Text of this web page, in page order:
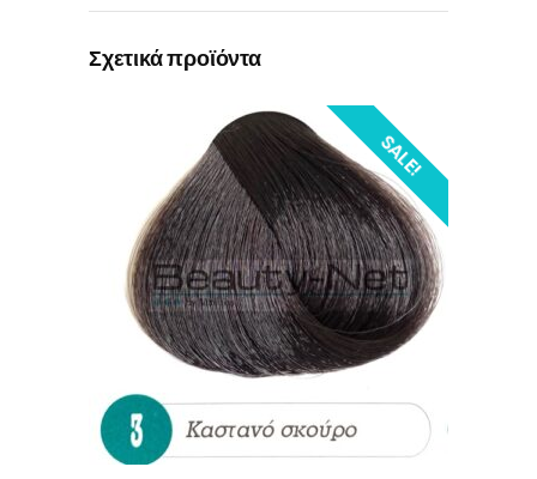
Σχετικά προϊόντα
SALE!